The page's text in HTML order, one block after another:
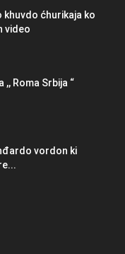
khuvdo ćhurikaja ko
video
,, Roma Srbija “
vordon ki